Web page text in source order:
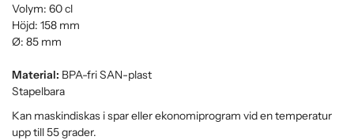
Volym: 60 cl
Höjd: 158 mm
Ø: 85 mm
Material: BPA-fri SAN-plast
Stapelbara
Kan maskindiskas i spar eller ekonomiprogram vid en temperatur
upp till 55 grader.